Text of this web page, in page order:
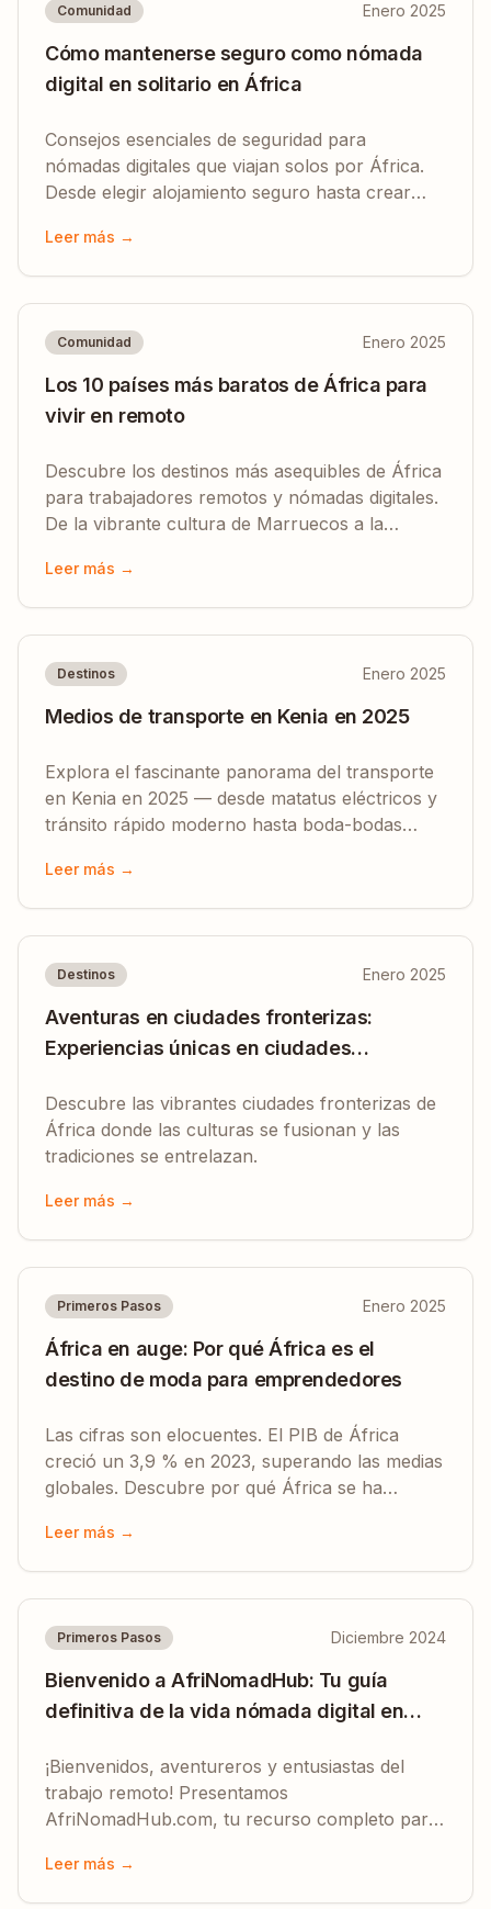
Comunidad Enero 2025
Cómo mantenerse seguro como nómada
digital en solitario en África
Consejos esenciales de seguridad para
nómadas digitales que viajan solos por África.
Desde elegir alojamiento seguro hasta crear
Leer más →
Comunidad Enero 2025
Los 10 países más baratos de África para
vivir en remoto
Descubre los destinos más asequibles de África
para trabajadores remotos y nómadas digitales.
De la vibrante cultura de Marruecos a la
Leer más →
Destinos Enero 2025
Medios de transporte en Kenia en 2025
Explora el fascinante panorama del transporte
en Kenia en 2025 — desde matatus eléctricos y
tránsito rápido moderno hasta boda-bodas
Leer más →
Destinos Enero 2025
Aventuras en ciudades fronterizas:
Experiencias únicas en ciudades
Descubre las vibrantes ciudades fronterizas de
África donde las culturas se fusionan y las
tradiciones se entrelazan.
Leer más →
Primeros Pasos Enero 2025
África en auge: Por qué África es el
destino de moda para emprendedores
Las cifras son elocuentes. El PIB de África
creció un 3,9 % en 2023, superando las medias
globales. Descubre por qué África se ha
emprendedores.
Leer más →
Primeros Pasos Diciembre 2024
Bienvenido a AfriNomadHub: Tu guía
definitiva de la vida nómada digital en
¡Bienvenidos, aventureros y entusiastas del
trabajo remoto! Presentamos
AfriNomadHub.com, tu recurso completo para
digital en el continente africano.
Leer más →